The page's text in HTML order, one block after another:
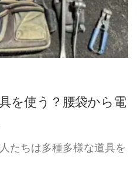
を使う？腰袋から電
たちは多種多様な道具を